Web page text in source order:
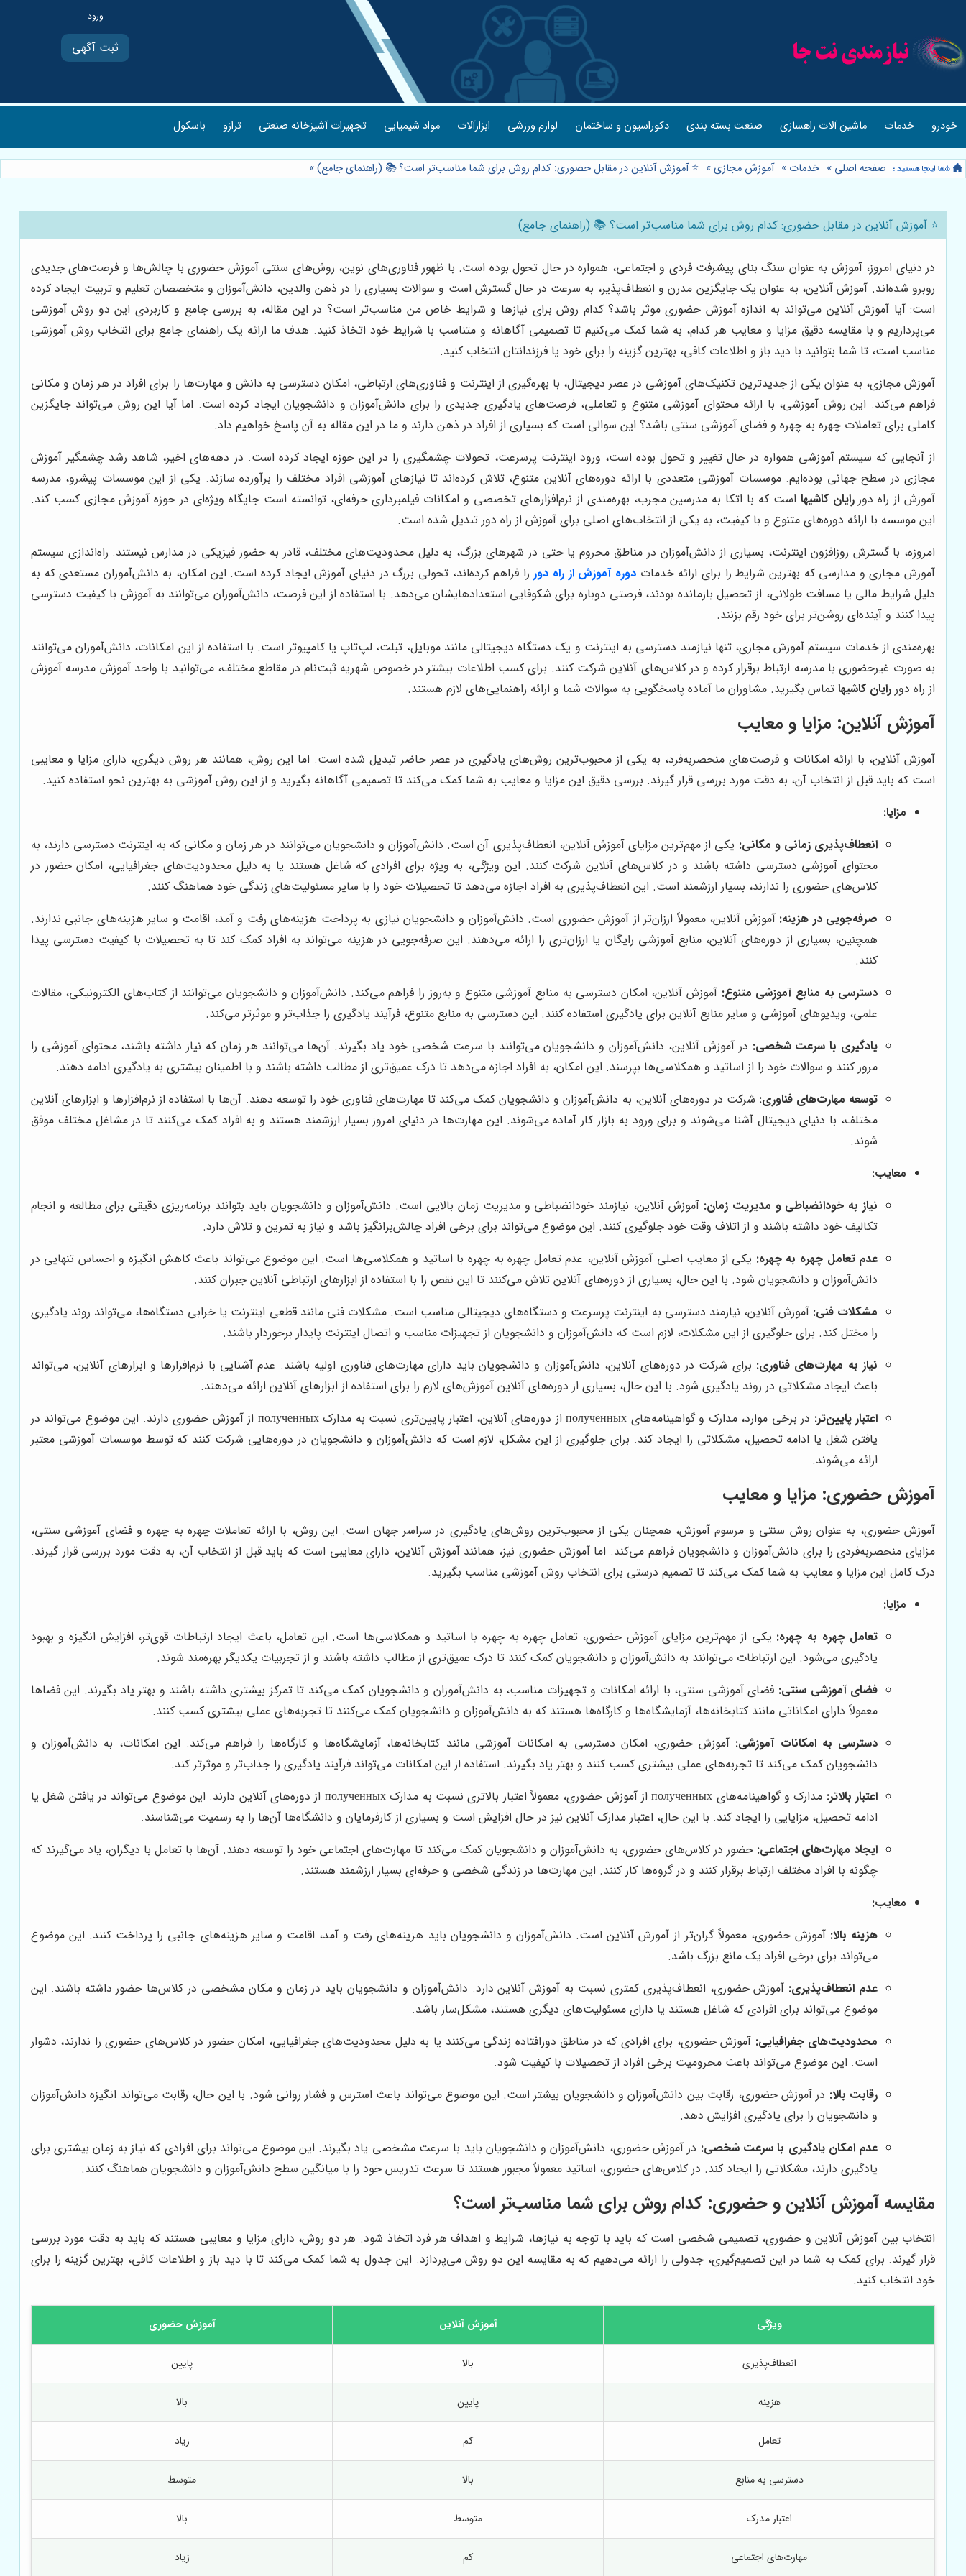
ثبت آگهی
خودرو خدمات ماشین آلات راهسازی صنعت بسته بندی دکوراسیون و ساختمان لوازم ورزشی ابزارآلات مواد شیمیایی تجهیزات آشپزخانه صنعتی ترازو باسکول
صفحه اصلی » خدمات » آموزش مجازی» ⭐️ آموزش آنلاین در مقابل حضوری: کدام روش برای شما مناسب‌تر است؟ 📚 (راهنمای جامع)»
⭐️ آموزش آنلاین در مقابل حضوری: کدام روش برای شما مناسب‌تر است؟ 📚 (راهنمای جامع)
در دنیای امروز، آموزش به عنوان سنگ بنای پیشرفت فردی و اجتماعی، همواره در حال تحول بوده است. با ظهور فناوری‌های نوین، روش‌های سنتی آموزش حضوری با چالش‌ها و فرصت‌های جدیدی
روبرو شده‌اند. آموزش آنلاین، به عنوان یک جایگزین مدرن و انعطاف‌پذیر، به سرعت در حال گسترش است و سوالات بسیاری را در ذهن والدین، دانش‌آموزان و متخصصان تعلیم و تربیت ایجاد کرده
است: آیا آموزش آنلاین می‌تواند به اندازه آموزش حضوری موثر باشد؟ کدام روش برای نیازها و شرایط خاص من مناسب‌تر است؟ در این مقاله، به بررسی جامع و کاربردی این دو روش آموزشی
می‌پردازیم و با مقایسه دقیق مزایا و معایب هر کدام، به شما کمک می‌کنیم تا تصمیمی آگاهانه و متناسب با شرایط خود اتخاذ کنید. هدف ما ارائه یک راهنمای جامع برای انتخاب روش آموزشی
مناسب است، تا شما بتوانید با دید باز و اطلاعات کافی، بهترین گزینه را برای خود یا فرزندانتان انتخاب کنید.
آموزش مجازی، به عنوان یکی از جدیدترین تکنیک‌های آموزشی در عصر دیجیتال، با بهره‌گیری از اینترنت و فناوری‌های ارتباطی، امکان دسترسی به دانش و مهارت‌ها را برای افراد در هر زمان و مکانی
فراهم می‌کند. این روش آموزشی، با ارائه محتوای آموزشی متنوع و تعاملی، فرصت‌های یادگیری جدیدی را برای دانش‌آموزان و دانشجویان ایجاد کرده است. اما آیا این روش می‌تواند جایگزین
کاملی برای تعاملات چهره به چهره و فضای آموزشی سنتی باشد؟ این سوالی است که بسیاری از افراد در ذهن دارند و ما در این مقاله به آن پاسخ خواهیم داد.
از آنجایی که سیستم آموزشی همواره در حال تغییر و تحول بوده است، ورود اینترنت پرسرعت، تحولات چشمگیری را در این حوزه ایجاد کرده است. در دهه‌های اخیر، شاهد رشد چشمگیر آموزش
مجازی در سطح جهانی بوده‌ایم. موسسات آموزشی متعددی با ارائه دوره‌های آنلاین متنوع، تلاش کرده‌اند تا نیازهای آموزشی افراد مختلف را برآورده سازند. یکی از این موسسات پیشرو، مدرسه
آموزش از راه دوررایان کاشیها است که با اتکا به مدرسین مجرب، بهره‌مندی از نرم‌افزارهای تخصصی و امکانات فیلمبرداری حرفه‌ای، توانسته است جایگاه ویژه‌ای در حوزه آموزش مجازی کسب کند.
این موسسه با ارائه دوره‌های متنوع و با کیفیت، به یکی از انتخاب‌های اصلی برای آموزش از راه دور تبدیل شده است.
امروزه، با گسترش روزافزون اینترنت، بسیاری از دانش‌آموزان در مناطق محروم یا حتی در شهرهای بزرگ، به دلیل محدودیت‌های مختلف، قادر به حضور فیزیکی در مدارس نیستند. راه‌اندازی سیستم
آموزش مجازی و مدارسی که بهترین شرایط را برای ارائه خدمات دوره آموزش از راه دوررا فراهم کرده‌اند، تحولی بزرگ در دنیای آموزش ایجاد کرده است. این امکان، به دانش‌آموزان مستعدی که به
دلیل شرایط مالی یا مسافت طولانی، از تحصیل بازمانده بودند، فرصتی دوباره برای شکوفایی استعدادهایشان می‌دهد. با استفاده از این فرصت، دانش‌آموزان می‌توانند به آموزش با کیفیت دسترسی
پیدا کنند و آینده‌ای روشن‌تر برای خود رقم بزنند.
بهره‌مندی از خدمات سیستم آموزش مجازی، تنها نیازمند دسترسی به اینترنت و یک دستگاه دیجیتالی مانند موبایل، تبلت، لپ‌تاپ یا کامپیوتر است. با استفاده از این امکانات، دانش‌آموزان می‌توانند
به صورت غیرحضوری با مدرسه ارتباط برقرار کرده و در کلاس‌های آنلاین شرکت کنند. برای کسب اطلاعات بیشتر در خصوص شهریه ثبت‌نام در مقاطع مختلف، می‌توانید با واحد آموزش مدرسه آموزش
از راه دور رایان کاشیهاتماس بگیرید. مشاوران ما آماده پاسخگویی به سوالات شما و ارائه راهنمایی‌های لازم هستند.
آموزش آنلاین: مزایا و معایب
آموزش آنلاین، با ارائه امکانات و فرصت‌های منحصربه‌فرد، به یکی از محبوب‌ترین روش‌های یادگیری در عصر حاضر تبدیل شده است. اما این روش، همانند هر روش دیگری، دارای مزایا و معایبی
است که باید قبل از انتخاب آن، به دقت مورد بررسی قرار گیرند. بررسی دقیق این مزایا و معایب به شما کمک می‌کند تا تصمیمی آگاهانه بگیرید و از این روش آموزشی به بهترین نحو استفاده کنید.
مزایا:
انعطاف‌پذیری زمانی و مکانی: یکی از مهم‌ترین مزایای آموزش آنلاین، انعطاف‌پذیری آن است. دانش‌آموزان و دانشجویان می‌توانند در هر زمان و مکانی که به اینترنت دسترسی دارند، به
محتوای آموزشی دسترسی داشته باشند و در کلاس‌های آنلاین شرکت کنند. این ویژگی، به ویژه برای افرادی که شاغل هستند یا به دلیل محدودیت‌های جغرافیایی، امکان حضور در
کلاس‌های حضوری را ندارند، بسیار ارزشمند است. این انعطاف‌پذیری به افراد اجازه می‌دهد تا تحصیلات خود را با سایر مسئولیت‌های زندگی خود هماهنگ کنند.
صرفه‌جویی در هزینه: آموزش آنلاین، معمولاً ارزان‌تر از آموزش حضوری است. دانش‌آموزان و دانشجویان نیازی به پرداخت هزینه‌های رفت و آمد، اقامت و سایر هزینه‌های جانبی ندارند.
همچنین، بسیاری از دوره‌های آنلاین، منابع آموزشی رایگان یا ارزان‌تری را ارائه می‌دهند. این صرفه‌جویی در هزینه می‌تواند به افراد کمک کند تا به تحصیلات با کیفیت دسترسی پیدا
کنند.
دسترسی به منابع آموزشی متنوع: آموزش آنلاین، امکان دسترسی به منابع آموزشی متنوع و به‌روز را فراهم می‌کند. دانش‌آموزان و دانشجویان می‌توانند از کتاب‌های الکترونیکی، مقالات
علمی، ویدیوهای آموزشی و سایر منابع آنلاین برای یادگیری استفاده کنند. این دسترسی به منابع متنوع، فرآیند یادگیری را جذاب‌تر و موثرتر می‌کند.
یادگیری با سرعت شخصی: در آموزش آنلاین، دانش‌آموزان و دانشجویان می‌توانند با سرعت شخصی خود یاد بگیرند. آن‌ها می‌توانند هر زمان که نیاز داشته باشند، محتوای آموزشی را
مرور کنند و سوالات خود را از اساتید و همکلاسی‌ها بپرسند. این امکان، به افراد اجازه می‌دهد تا درک عمیق‌تری از مطالب داشته باشند و با اطمینان بیشتری به یادگیری ادامه دهند.
توسعه مهارت‌های فناوری: شرکت در دوره‌های آنلاین، به دانش‌آموزان و دانشجویان کمک می‌کند تا مهارت‌های فناوری خود را توسعه دهند. آن‌ها با استفاده از نرم‌افزارها و ابزارهای آنلاین
مختلف، با دنیای دیجیتال آشنا می‌شوند و برای ورود به بازار کار آماده می‌شوند. این مهارت‌ها در دنیای امروز بسیار ارزشمند هستند و به افراد کمک می‌کنند تا در مشاغل مختلف موفق
شوند.
معایب:
نیاز به خودانضباطی و مدیریت زمان: آموزش آنلاین، نیازمند خودانضباطی و مدیریت زمان بالایی است. دانش‌آموزان و دانشجویان باید بتوانند برنامه‌ریزی دقیقی برای مطالعه و انجام
تکالیف خود داشته باشند و از اتلاف وقت خود جلوگیری کنند. این موضوع می‌تواند برای برخی افراد چالش‌برانگیز باشد و نیاز به تمرین و تلاش دارد.
عدم تعامل چهره به چهره: یکی از معایب اصلی آموزش آنلاین، عدم تعامل چهره به چهره با اساتید و همکلاسی‌ها است. این موضوع می‌تواند باعث کاهش انگیزه و احساس تنهایی در
دانش‌آموزان و دانشجویان شود. با این حال، بسیاری از دوره‌های آنلاین تلاش می‌کنند تا این نقص را با استفاده از ابزارهای ارتباطی آنلاین جبران کنند.
مشکلات فنی: آموزش آنلاین، نیازمند دسترسی به اینترنت پرسرعت و دستگاه‌های دیجیتالی مناسب است. مشکلات فنی مانند قطعی اینترنت یا خرابی دستگاه‌ها، می‌تواند روند یادگیری
را مختل کند. برای جلوگیری از این مشکلات، لازم است که دانش‌آموزان و دانشجویان از تجهیزات مناسب و اتصال اینترنت پایدار برخوردار باشند.
نیاز به مهارت‌های فناوری: برای شرکت در دوره‌های آنلاین، دانش‌آموزان و دانشجویان باید دارای مهارت‌های فناوری اولیه باشند. عدم آشنایی با نرم‌افزارها و ابزارهای آنلاین، می‌تواند
باعث ایجاد مشکلاتی در روند یادگیری شود. با این حال، بسیاری از دوره‌های آنلاین آموزش‌های لازم را برای استفاده از ابزارهای آنلاین ارائه می‌دهند.
اعتبار پایین‌تر:
در برخی موارد، مدارک و گواهینامه‌های полученных از دوره‌های آنلاین، اعتبار پایین‌تری نسبت به مدارک полученных از آموزش حضوری دارند. این موضوع می‌تواند در
یافتن شغل یا ادامه تحصیل، مشکلاتی را ایجاد کند. برای جلوگیری از این مشکل، لازم است که دانش‌آموزان و دانشجویان در دوره‌هایی شرکت کنند که توسط موسسات آموزشی معتبر
ارائه می‌شوند.
آموزش حضوری: مزایا و معایب
آموزش حضوری، به عنوان روش سنتی و مرسوم آموزش، همچنان یکی از محبوب‌ترین روش‌های یادگیری در سراسر جهان است. این روش، با ارائه تعاملات چهره به چهره و فضای آموزشی سنتی،
مزایای منحصربه‌فردی را برای دانش‌آموزان و دانشجویان فراهم می‌کند. اما آموزش حضوری نیز، همانند آموزش آنلاین، دارای معایبی است که باید قبل از انتخاب آن، به دقت مورد بررسی قرار گیرند.
درک کامل این مزایا و معایب به شما کمک می‌کند تا تصمیم درستی برای انتخاب روش آموزشی مناسب بگیرید.
مزایا:
تعامل چهره به چهره: یکی از مهم‌ترین مزایای آموزش حضوری، تعامل چهره به چهره با اساتید و همکلاسی‌ها است. این تعامل، باعث ایجاد ارتباطات قوی‌تر، افزایش انگیزه و بهبود
یادگیری می‌شود. این ارتباطات می‌توانند به دانش‌آموزان و دانشجویان کمک کنند تا درک عمیق‌تری از مطالب داشته باشند و از تجربیات یکدیگر بهره‌مند شوند.
فضای آموزشی سنتی: فضای آموزشی سنتی، با ارائه امکانات و تجهیزات مناسب، به دانش‌آموزان و دانشجویان کمک می‌کند تا تمرکز بیشتری داشته باشند و بهتر یاد بگیرند. این فضاها
معمولاً دارای امکاناتی مانند کتابخانه‌ها، آزمایشگاه‌ها و کارگاه‌ها هستند که به دانش‌آموزان و دانشجویان کمک می‌کنند تا تجربه‌های عملی بیشتری کسب کنند.
دسترسی به امکانات آموزشی: آموزش حضوری، امکان دسترسی به امکانات آموزشی مانند کتابخانه‌ها، آزمایشگاه‌ها و کارگاه‌ها را فراهم می‌کند. این امکانات، به دانش‌آموزان و
دانشجویان کمک می‌کند تا تجربه‌های عملی بیشتری کسب کنند و بهتر یاد بگیرند. استفاده از این امکانات می‌تواند فرآیند یادگیری را جذاب‌تر و موثرتر کند.
اعتبار بالاتر:
مدارک و گواهینامه‌های полученных از آموزش حضوری، معمولاً اعتبار بالاتری نسبت به مدارک полученных از دوره‌های آنلاین دارند. این موضوع می‌تواند در یافتن شغل یا
ادامه تحصیل، مزایایی را ایجاد کند. با این حال، اعتبار مدارک آنلاین نیز در حال افزایش است و بسیاری از کارفرمایان و دانشگاه‌ها آن‌ها را به رسمیت می‌شناسند.
ایجاد مهارت‌های اجتماعی: حضور در کلاس‌های حضوری، به دانش‌آموزان و دانشجویان کمک می‌کند تا مهارت‌های اجتماعی خود را توسعه دهند. آن‌ها با تعامل با دیگران، یاد می‌گیرند که
چگونه با افراد مختلف ارتباط برقرار کنند و در گروه‌ها کار کنند. این مهارت‌ها در زندگی شخصی و حرفه‌ای بسیار ارزشمند هستند.
معایب:
هزینه بالا: آموزش حضوری، معمولاً گران‌تر از آموزش آنلاین است. دانش‌آموزان و دانشجویان باید هزینه‌های رفت و آمد، اقامت و سایر هزینه‌های جانبی را پرداخت کنند. این موضوع
می‌تواند برای برخی افراد یک مانع بزرگ باشد.
عدم انعطاف‌پذیری: آموزش حضوری، انعطاف‌پذیری کمتری نسبت به آموزش آنلاین دارد. دانش‌آموزان و دانشجویان باید در زمان و مکان مشخصی در کلاس‌ها حضور داشته باشند. این
موضوع می‌تواند برای افرادی که شاغل هستند یا دارای مسئولیت‌های دیگری هستند، مشکل‌ساز باشد.
محدودیت‌های جغرافیایی: آموزش حضوری، برای افرادی که در مناطق دورافتاده زندگی می‌کنند یا به دلیل محدودیت‌های جغرافیایی، امکان حضور در کلاس‌های حضوری را ندارند، دشوار
است. این موضوع می‌تواند باعث محرومیت برخی افراد از تحصیلات با کیفیت شود.
رقابت بالا: در آموزش حضوری، رقابت بین دانش‌آموزان و دانشجویان بیشتر است. این موضوع می‌تواند باعث استرس و فشار روانی شود. با این حال، رقابت می‌تواند انگیزه دانش‌آموزان
و دانشجویان را برای یادگیری افزایش دهد.
عدم امکان یادگیری با سرعت شخصی: در آموزش حضوری، دانش‌آموزان و دانشجویان باید با سرعت مشخصی یاد بگیرند. این موضوع می‌تواند برای افرادی که نیاز به زمان بیشتری برای
یادگیری دارند، مشکلاتی را ایجاد کند. در کلاس‌های حضوری، اساتید معمولاً مجبور هستند تا سرعت تدریس خود را با میانگین سطح دانش‌آموزان و دانشجویان هماهنگ کنند.
مقایسه آموزش آنلاین و حضوری: کدام روش برای شما مناسب‌تر است؟
انتخاب بین آموزش آنلاین و حضوری، تصمیمی شخصی است که باید با توجه به نیازها، شرایط و اهداف هر فرد اتخاذ شود. هر دو روش، دارای مزایا و معایبی هستند که باید به دقت مورد بررسی
قرار گیرند. برای کمک به شما در این تصمیم‌گیری، جدولی را ارائه می‌دهیم که به مقایسه این دو روش می‌پردازد. این جدول به شما کمک می‌کند تا با دید باز و اطلاعات کافی، بهترین گزینه را برای
خود انتخاب کنید.
ویژگی آموزش آنلاین آموزش حضوری
انعطاف‌پذیری بالا پایین
هزینه پایین بالا
تعامل کم زیاد
دسترسی به منابع بالا متوسط
اعتبار مدرک متوسط بالا
مهارت‌های اجتماعی کم زیاد